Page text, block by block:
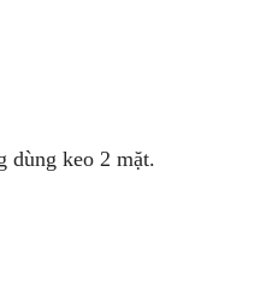
dùng keo 2 mặt.